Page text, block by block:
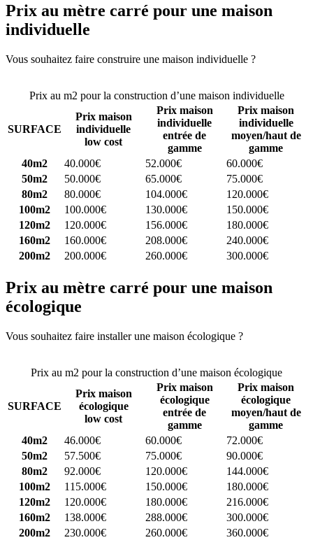
Prix au mètre carré pour une maison
individuelle
Vous souhaitez faire construire une maison individuelle ?
Prix au m2 pour la construction d’une maison individuelle
SURFACE
Prix maison
individuelle
low cost
Prix maison
individuelle
entrée de
gamme
Prix maison
individuelle
moyen/haut de
gamme
40m2
40.000€ 52.000€
60.000€
50m2
50.000€ 65.000€
75.000€
80m2
80.000€ 104.000€
120.000€
100m2
100.000€ 130.000€
150.000€
120m2
120.000€ 156.000€
180.000€
160m2
160.000€ 208.000€
240.000€
200m2
200.000€ 260.000€ 300.000€
Prix au mètre carré pour une maison
écologique
Vous souhaitez faire installer une maison écologique ?
Prix au m2 pour la construction d’une maison écologique
SURFACE
Prix maison
écologique
low cost
Prix maison
écologique
entrée de
gamme
Prix maison
écologique
moyen/haut de
gamme
40m2
46.000€ 60.000€
72.000€
50m2
57.500€ 75.000€
90.000€
80m2
92.000€ 120.000€
144.000€
100m2
115.000€ 150.000€
180.000€
120m2
120.000€ 180.000€
216.000€
160m2
138.000€ 288.000€
300.000€
200m2
230.000€ 260.000€ 360.000€